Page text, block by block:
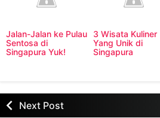
Jalan-Jalan ke Pulau
Sentosa di
Singapura Yuk!
3 Wisata Kuliner
Yang Unik di
Singapura
Next Post